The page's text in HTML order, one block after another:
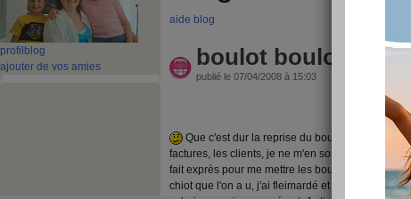
profil blog
ajouter de vos amies
aide blog
boulot boulot.....
publié le 07/04/2008 à 15:03
Que c'est dur la reprise du boulot en debut
factures, les clients, je ne m'en sors plus !!! Il fait
fait exprès pour me mettre les boules. Hier je
chiot que l'on a u, j'ai fleimardé et bouquiner